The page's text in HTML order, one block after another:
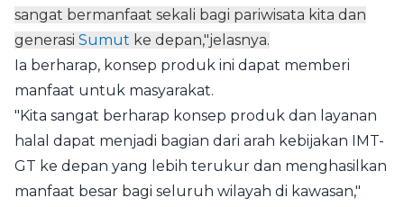
sangat bermanfaat sekali bagi pariwisata kita dan
generasi Sumut ke depan,"jelasnya.
Ia berharap, konsep produk ini dapat memberi
manfaat untuk masyarakat.
"Kita sangat berharap konsep produk dan layanan
halal dapat menjadi bagian dari arah kebijakan IMT-
GT ke depan yang lebih terukur dan menghasilkan
manfaat besar bagi seluruh wilayah di kawasan,"